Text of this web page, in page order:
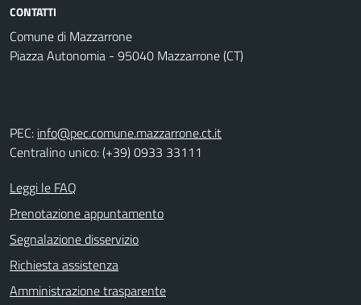
CONTATTI
Comune di Mazzarrone
Piazza Autonomia - 95040 Mazzarrone (CT)
PEC: info@pec.comune.mazzarrone.ct.it
Centralino unico: (+39) 0933 33111
Leggi le FAQ
Prenotazione appuntamento
Segnalazione disservizio
Richiesta assistenza
Amministrazione trasparente